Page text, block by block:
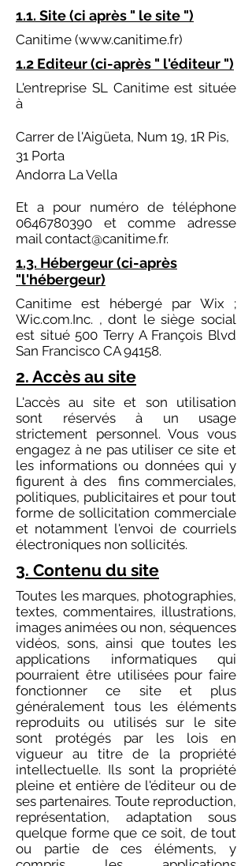
1.1. Site (ci après " le site ")
Canitime (www.canitime.fr)
1.2 Editeur (ci-après " l'éditeur ")
L'entreprise SL Canitime est située
à
Carrer de l'Aigüeta, Num 19, 1R Pis,
31 Porta
Andorra La Vella
Et a pour numéro de téléphone
0646780390 et comme adresse
mailcontact@canitime.fr.
1.3. Hébergeur (ci-après
"l'hébergeur)
Canitime est hébergé par Wix ;
Wic.com.Inc. , dont le siège social
est situé 500 Terry A François Blvd
San Francisco CA 94158.
2. Accès au site
L'accès au site et son utilisation
sont réservés à un usage
strictement personnel. Vous vous
engagez à ne pas utiliser ce site et
les informations ou données qui y
figurent à des fins commerciales,
politiques, publicitaires et pour tout
forme de sollicitation commerciale
et notamment l'envoi de courriels
électroniques non sollicités.
3. Contenu du site
Toutes les marques, photographies,
textes, commentaires, illustrations,
images animées ou non, séquences
vidéos, sons, ainsi que toutes les
applications informatiques qui
pourraient être utilisées pour faire
fonctionner ce site et plus
généralement tous les éléments
reproduits ou utilisés sur le site
sont protégés par les lois en
vigueur au titre de la propriété
intellectuelle. Ils sont la propriété
pleine et entière de l'éditeur ou de
ses partenaires. Toute reproduction,
représentation, adaptation sous
quelque forme que ce soit, de tout
ou partie de ces éléments, y